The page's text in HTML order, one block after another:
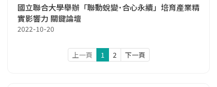
國立聯合大學舉辦「聯動蛻變˙合心永續」培育產業精
實影響力 關鍵論壇
2022-10-20
上一頁 1 2 下一頁